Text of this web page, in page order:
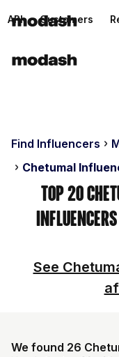
API Customers
Find Influencers
Chetumal
Top 20
See
We found 26